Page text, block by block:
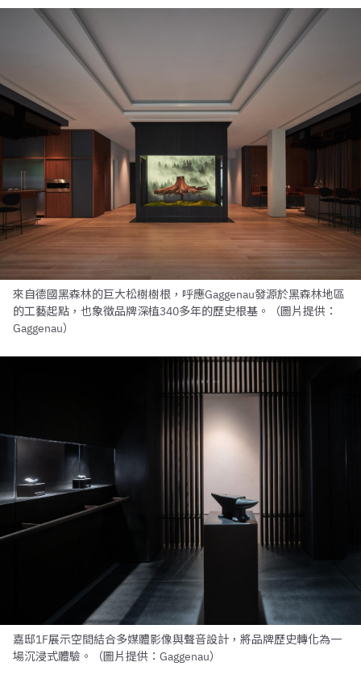
來自德國黑森林的巨大松樹樹根，呼應Gaggenau發源於黑森林地區
的工藝起點，也象徵品牌深植340多年的歷史根基。（圖片提供：
Gaggenau）
嘉邸1F展示空間結合多媒體影像與聲音設計，將品牌歷史轉化為一
場沉浸式體驗。（圖片提供：Gaggenau）